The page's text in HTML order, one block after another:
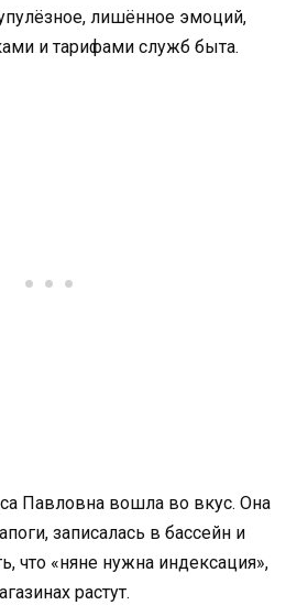
лишённое эмоций,
и тарифами служб быта.
Павловна вошла во вкус. Она
записалась в бассейн и
что «няне нужна индексация»,
растут.